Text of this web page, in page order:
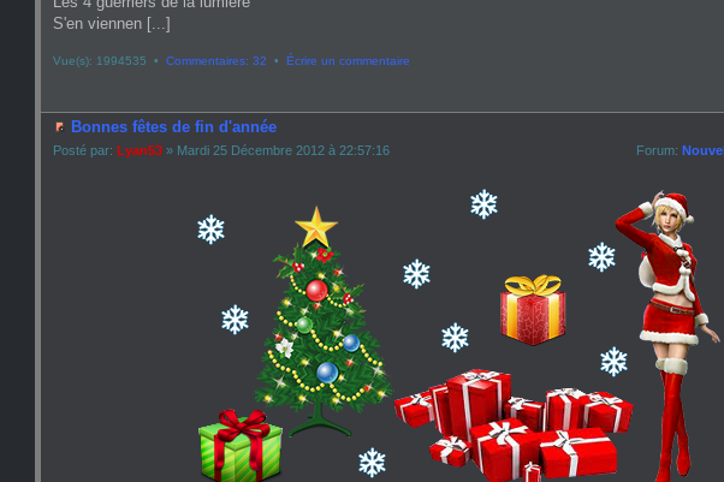
S'en viennen [...]
Vue(s): 1994535 • Commentaires: 32 • Écrire un commentaire
Bonnes fêtes de fin d'année
Posté par: Lyan53» Mardi 25 Décembre 2012 à 22:57:16 Forum: